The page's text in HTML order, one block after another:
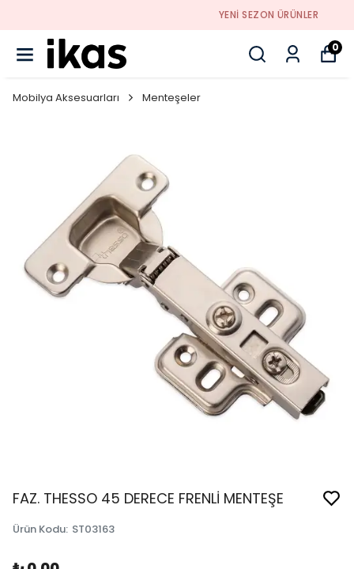
YENI SEZON ÜRÜNLER
0
Mobilya Aksesuarları Menteşeler
FAZ. THESSO 45 DERECE FRENLİ MENTEŞE
Ürün Kodu: ST03163